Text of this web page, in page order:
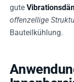
gute
offenzellige
Bauteilkühlung.